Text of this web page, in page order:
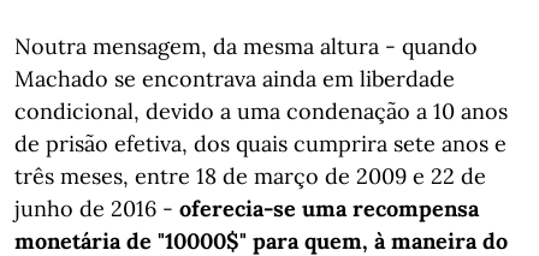
Noutra mensagem, da mesma altura - quando
Machado se encontrava ainda em liberdade
condicional, devido a uma condenação a 10 anos
de prisão efetiva, dos quais cumprira sete anos e
três meses, entre 18 de março de 2009 e 22 de
junho de 2016 - oferecia-se uma recompensa
monetária de "10000$" para quem, à maneira do